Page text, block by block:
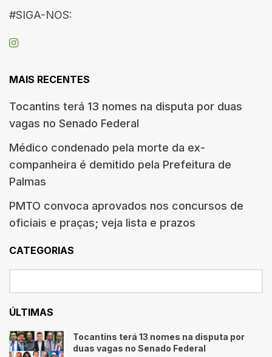
#SIGA-NOS:
MAIS RECENTES
Tocantins terá 13 nomes na disputa por duas
vagas no Senado Federal
Médico condenado pela morte da ex-
companheira é demitido pela Prefeitura de
Palmas
PMTO convoca aprovados nos concursos de
oficiais e praças; veja lista e prazos
CATEGORIAS
ÚLTIMAS
Tocantins terá 13 nomes na disputa por
duas vagas no Senado Federal